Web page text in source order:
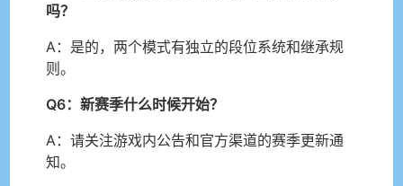
吗？
A：是的，两个模式有独立的段位系统和继承规
则。
Q6：新赛季什么时候开始？
A：请关注游戏内公告和官方渠道的赛季更新通
知。